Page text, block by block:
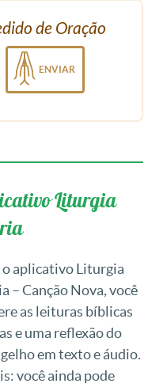
de Oração
ENVIAR
Liturgia
o aplicativo Liturgia
– Canção Nova, você
as leituras bíblicas
e uma reflexão do
em texto e áudio.
você ainda pode